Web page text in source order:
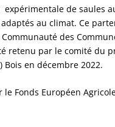
de saules
au climat. Ce
des
retenu par le comité du
Bois en décembre 2022.
Fonds Européen